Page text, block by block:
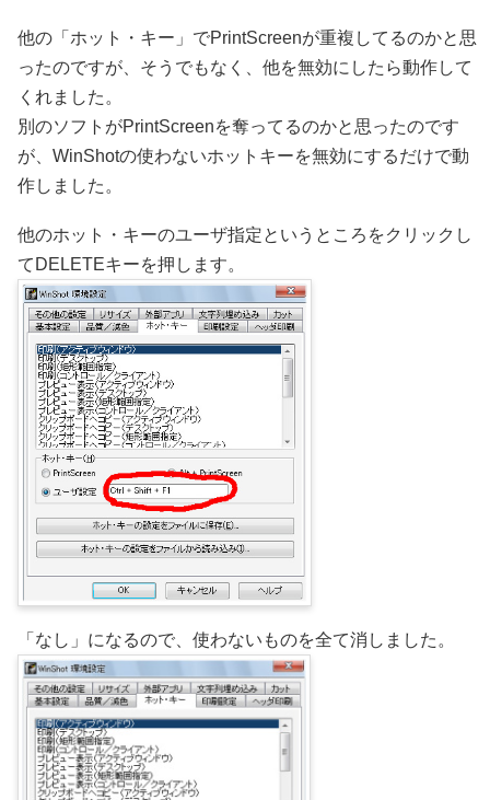
他の「ホット・キー」でPrintScreenが重複してるのかと思
ったのですが、そうでもなく、他を無効にしたら動作して
くれました。
別のソフトがPrintScreenを奪ってるのかと思ったのです
が、WinShotの使わないホットキーを無効にするだけで動
作しました。
他のホット・キーのユーザ指定というところをクリックし
てDELETEキーを押します。
「なし」になるので、使わないものを全て消しました。